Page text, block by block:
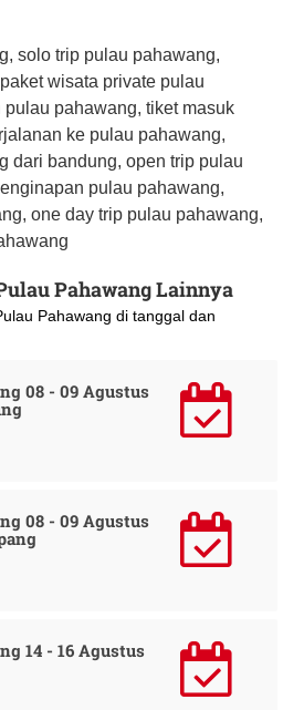
solo trip pulau pahawang,
wisata private pulau
pahawang, tiket masuk
ke pulau pahawang,
dari bandung, open trip pulau
pulau pahawang,
one day trip pulau pahawang,
Pahawang Lainnya
Pahawang di tanggal dan
08 - 09 Agustus
08 - 09 Agustus
14 - 16 Agustus